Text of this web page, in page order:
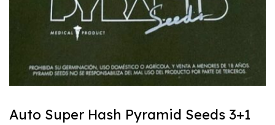
Auto Super Hash Pyramid Seeds 3+1